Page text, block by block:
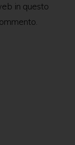
in questo